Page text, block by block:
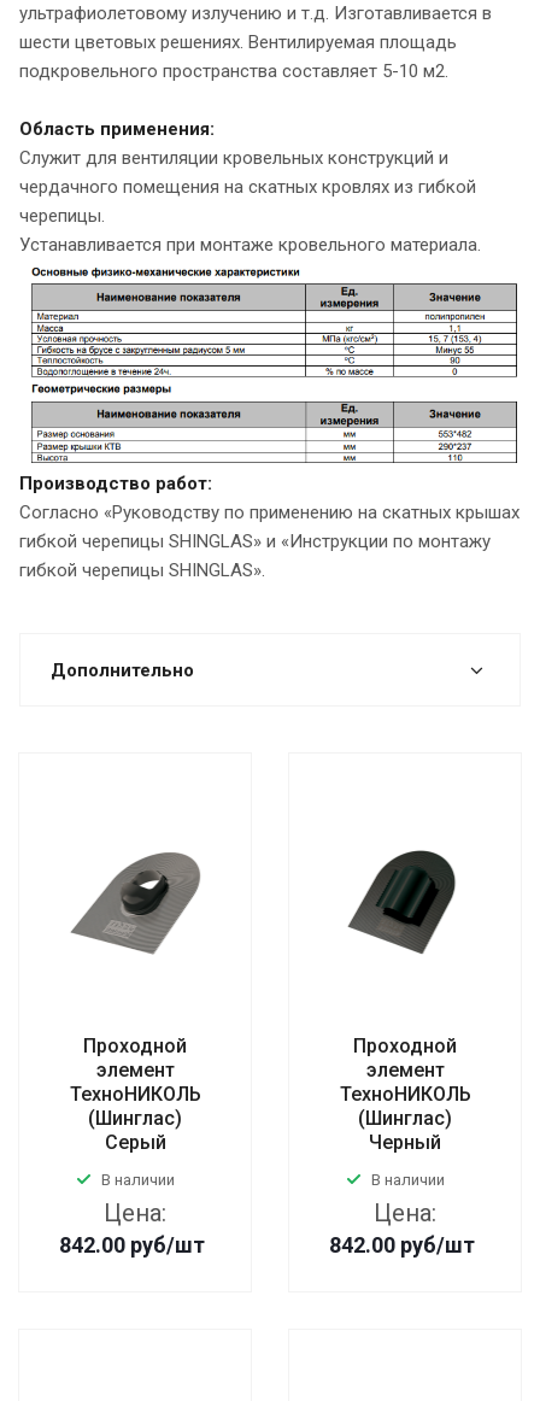
ультрафиолетовому излучению и т.д. Изготавливается в
шести цветовых решениях. Вентилируемая площадь
подкровельного пространства составляет 5-10 м2.
Область применения:
Служит для вентиляции кровельных конструкций и
чердачного помещения на скатных кровлях из гибкой
черепицы.
Устанавливается при монтаже кровельного материала.
Производство работ:
Согласно «Руководству по применению на скатных крышах
гибкой черепицы SHINGLAS» и «Инструкции по монтажу
гибкой черепицы SHINGLAS».
Дополнительно
Проходной
элемент
ТехноНИКОЛЬ
(Шинглас)
Серый
В наличии
Цена:
842.00 руб/шт
Проходной
элемент
ТехноНИКОЛЬ
(Шинглас)
Черный
В наличии
Цена:
842.00 руб/шт